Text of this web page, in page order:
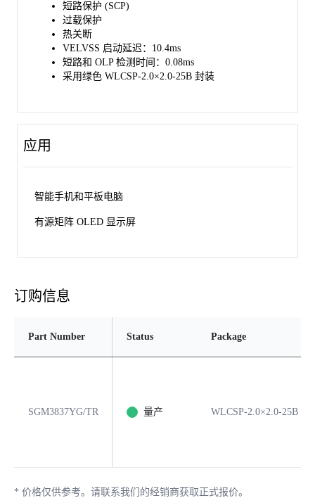
短路保护 (SCP)
过载保护
热关断
VELVSS 启动延迟：10.4ms
短路和 OLP 检测时间：0.08ms
采用绿色 WLCSP-2.0×2.0-25B 封装
应用
智能手机和平板电脑
有源矩阵 OLED 显示屏
订购信息
Part Number Status Package
SGM3837YG/TR 量产 WLCSP-2.0×2.0-25B
* 价格仅供参考。请联系我们的经销商获取正式报价。